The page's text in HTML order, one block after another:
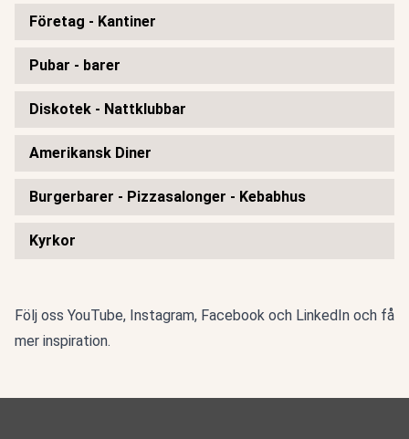
Företag - Kantiner
Pubar - barer
Diskotek - Nattklubbar
Amerikansk Diner
Burgerbarer - Pizzasalonger - Kebabhus
Kyrkor
Följ oss YouTube, Instagram, Facebook och LinkedIn och få
mer inspiration.